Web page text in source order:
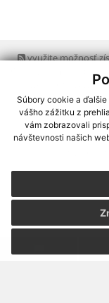
Súbory cookie a
vášho zážitku z
vám zobrazovali
návštevnosti našich
využite možnosť
CMS systém
spoločnosť
Vytlačiť